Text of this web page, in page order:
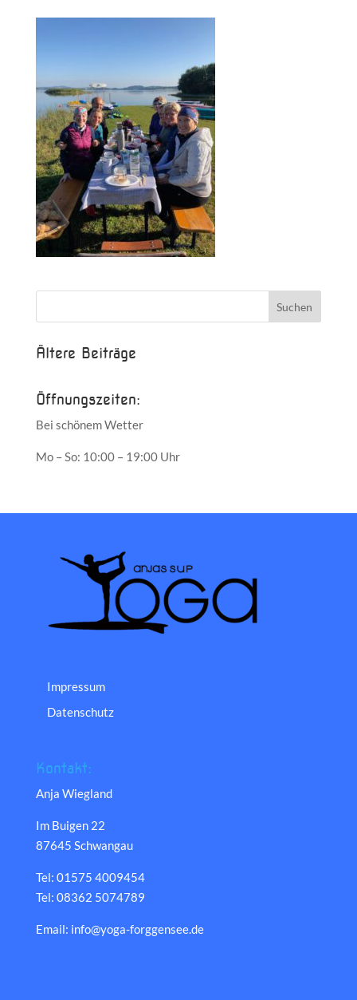
Ältere Beiträge
Öffnungszeiten:
Bei schönem Wetter
Mo – So: 10:00 – 19:00 Uhr
Impressum
Datenschutz
Kontakt:
Anja Wiegland
Im Buigen 22
87645 Schwangau
Tel: 01575 4009454
Tel: 08362 5074789
Email: info@yoga-forggensee.de